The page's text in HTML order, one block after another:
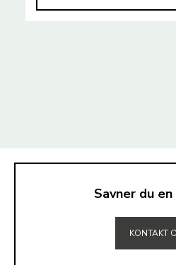
Savner du
KONTAKT